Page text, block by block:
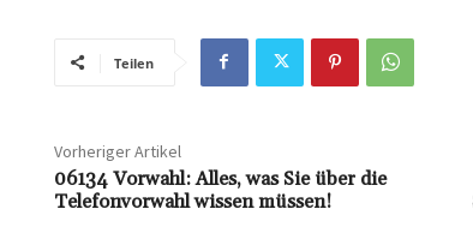
Teilen
Vorheriger Artikel
06134 Vorwahl: Alles, was Sie über die
Telefonvorwahl wissen müssen!